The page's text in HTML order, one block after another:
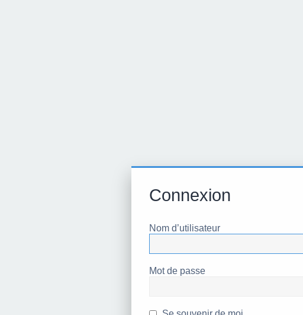
Connexion
Nom d’utilisateur
Mot de passe